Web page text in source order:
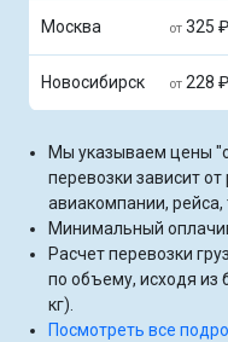
Москва от 325 ₽
Новосибирск от 228 ₽
Мы указываем цены
перевозки зависит
авиакомпании, рейса,
Минимальный
Расчет перевозки
по объему, исходя из
кг).
Посмотреть все